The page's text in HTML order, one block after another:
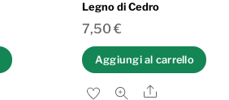
Legno di Cedro
7,50€
Aggiungi al carrello
Share